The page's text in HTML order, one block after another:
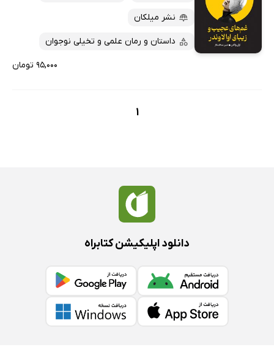
نشر میلکان
داستان و رمان علمی و تخیلی نوجوان
۹۵,۰۰۰ تومان
1
دانلود اپلیکیشن کتابراه